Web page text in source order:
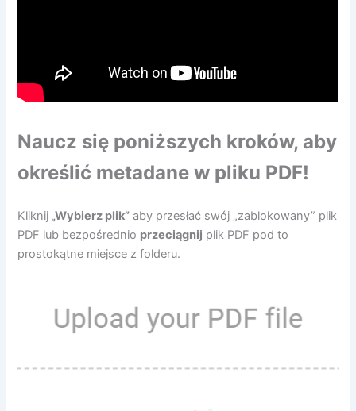
Naucz się poniższych kroków, aby
określić metadane w pliku PDF!
Kliknij „Wybierz plik” aby przesłać swój „zablokowany” plik
PDF lub bezpośrednio przeciągnij plik PDF pod to
prostokątne miejsce z folderu.